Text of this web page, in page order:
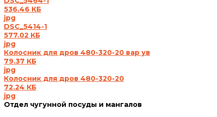
536.46 КБ
jpg
DSC_5414-1
577.02 КБ
jpg
Колосник для дров 480-320-20 вар ув
79.37 КБ
jpg
Колосник для дров 480-320-20
72.24 КБ
jpg
Отдел чугунной посуды и мангалов